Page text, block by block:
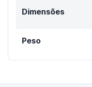
Dimensões
Peso